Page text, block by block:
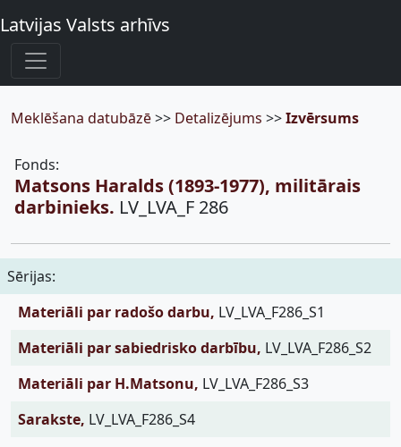
Latvijas Valsts arhīvs
Meklēšana datubāzē>> Detalizējums >>Izvērsums
Fonds:
Matsons Haralds (1893-1977), militārais
darbinieks. LV_LVA_F 286
Sērijas:
Materiāli par radošo darbu, LV_LVA_F286_S1
Materiāli par sabiedrisko darbību, LV_LVA_F286_S2
Materiāli par H.Matsonu, LV_LVA_F286_S3
Sarakste, LV_LVA_F286_S4